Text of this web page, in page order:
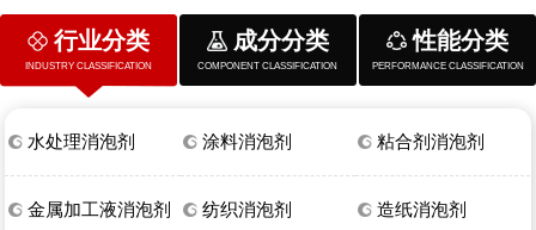
行业分类
INDUSTRY CLASSIFICATION
成分分类
COMPONENT CLASSIFICATION
性能分类
PERFORMANCE CLASSIFICATION
水处理消泡剂 涂料消泡剂 粘合剂消泡剂
金属加工液消泡剂 纺织消泡剂 造纸消泡剂